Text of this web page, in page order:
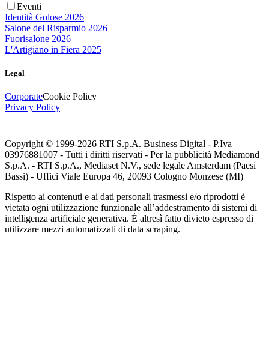
Eventi
Identità Golose 2026
Salone del Risparmio 2026
Fuorisalone 2026
L'Artigiano in Fiera 2025
Legal
CorporateCookie Policy
Privacy Policy
Copyright © 1999-2026 RTI S.p.A. Business Digital - P.Iva
03976881007 - Tutti i diritti riservati - Per la pubblicità Mediamond
S.p.A. - RTI S.p.A., Mediaset N.V., sede legale Amsterdam (Paesi
Bassi) - Uffici Viale Europa 46, 20093 Cologno Monzese (MI)
Rispetto ai contenuti e ai dati personali trasmessi e/o riprodotti è
vietata ogni utilizzazione funzionale all’addestramento di sistemi di
intelligenza artificiale generativa. È altresì fatto divieto espresso di
utilizzare mezzi automatizzati di data scraping.